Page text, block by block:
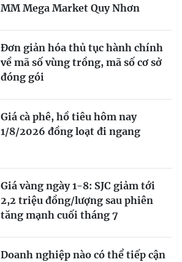
MM Mega Market Quy Nhơn
Đơn giản hóa thủ tục hành chính
về mã số vùng trồng, mã số cơ sở
đóng gói
Giá cà phê, hồ tiêu hôm nay
1/8/2026 đồng loạt đi ngang
Giá vàng ngày 1-8: SJC giảm tới
2,2 triệu đồng/lượng sau phiên
tăng mạnh cuối tháng 7
Doanh nghiệp nào có thể tiếp cận